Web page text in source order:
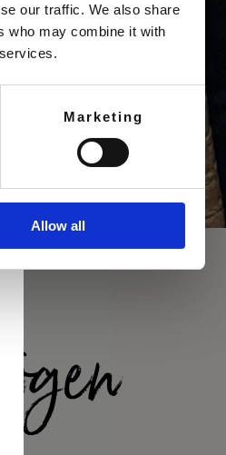
our traffic. We also share
who may combine it with
Marketing
Allow all